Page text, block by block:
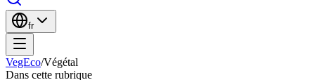
fr
VegEco/Végétal
Dans cette rubrique